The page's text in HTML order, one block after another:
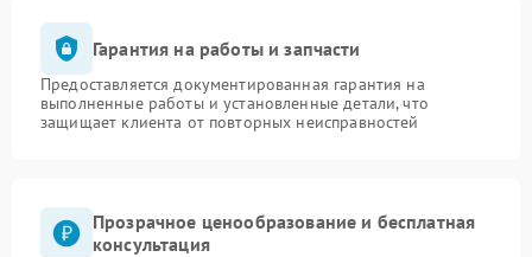
Гарантия на работы и запчасти
Предоставляется документированная гарантия на
выполненные работы и установленные детали, что
защищает клиента от повторных неисправностей
Прозрачное ценообразование и бесплатная
консультация